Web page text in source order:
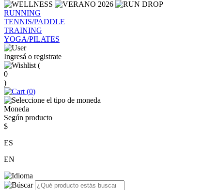
RUNNING
TENNIS/PADDLE
TRAINING
YOGA/PILATES
Ingresá o registrate
(
0
)
(0)
Moneda
Según producto
$
ES
EN